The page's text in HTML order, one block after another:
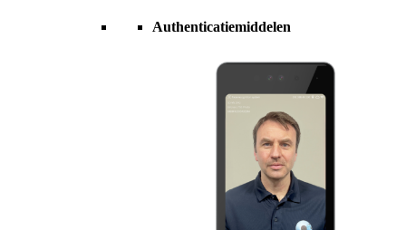
Authenticatiemiddelen